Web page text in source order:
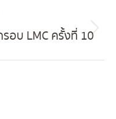
อบ LMC ครั้งที่ 10